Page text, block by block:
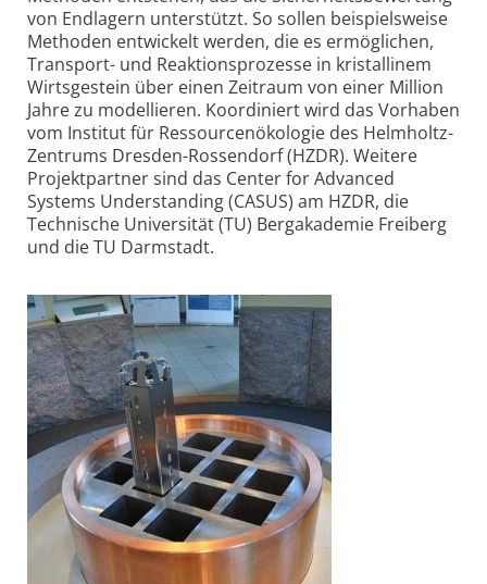
von Endlagern unterstützt. So sollen beispielsweise
Methoden entwickelt werden, die es ermöglichen,
Transport- und Reaktionsprozesse in kristallinem
Wirtsgestein über einen Zeitraum von einer Million
Jahre zu modellieren. Koordiniert wird das Vorhaben
vom Institut für Ressourcenökologie des Helmholtz-
Zentrums Dresden-Rossendorf (HZDR). Weitere
Projektpartner sind das Center for Advanced
Systems Understanding (CASUS) am HZDR, die
Technische Universität (TU) Bergakademie Freiberg
und die TU Darmstadt.